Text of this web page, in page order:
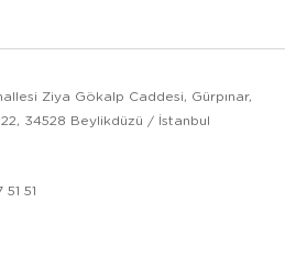
Ziya Gökalp Caddesi, Gürpınar,
34528 Beylikdüzü / İstanbul
51